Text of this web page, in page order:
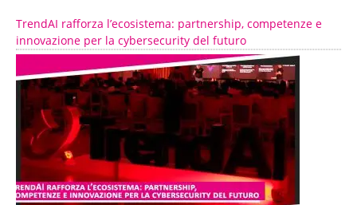
TrendAI rafforza l’ecosistema: partnership, competenze e
innovazione per la cybersecurity del futuro